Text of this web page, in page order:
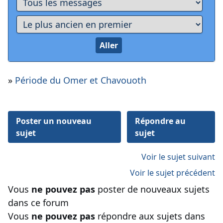
» Période du Omer et Chavouoth
Poster un nouveau
sujet
Répondre au
sujet
Voir le sujet suivant
Voir le sujet précédent
Vous ne pouvez pas poster de nouveaux sujets
dans ce forum
Vous ne pouvez pas répondre aux sujets dans